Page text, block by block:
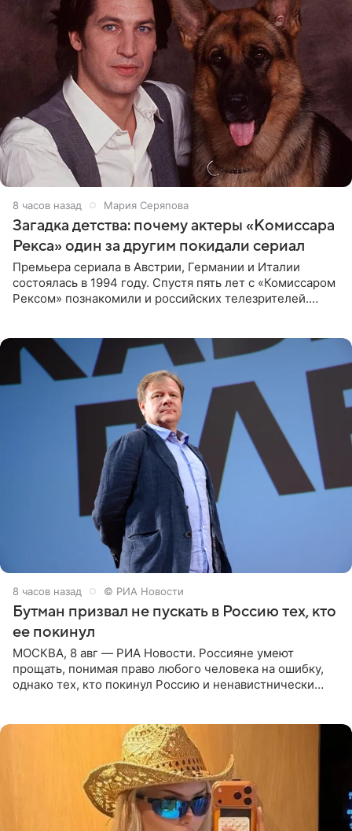
8 часов назад Мария Серяпова
Загадка детства: почему актеры «Комиссара
Рекса» один за другим покидали сериал
Премьера сериала в Австрии, Германии и Италии
состоялась в 1994 году. Спустя пять лет с «Комиссаром
Рексом» познакомили и российских телезрителей.
8 часов назад © РИА Новости
Бутман призвал не пускать в Россию тех, кто
ее покинул
МОСКВА, 8 авг — РИА Новости. Россияне умеют
прощать, понимая право любого человека на ошибку,
однако тех, кто покинул Россию и ненавистнически